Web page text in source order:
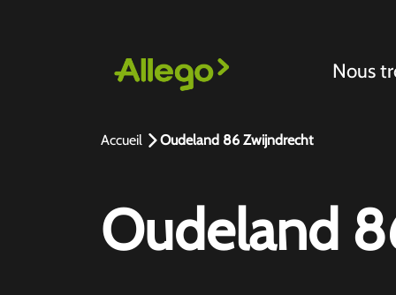
Nous
Accueil Oudeland 86 Zwijndrecht
Oudeland